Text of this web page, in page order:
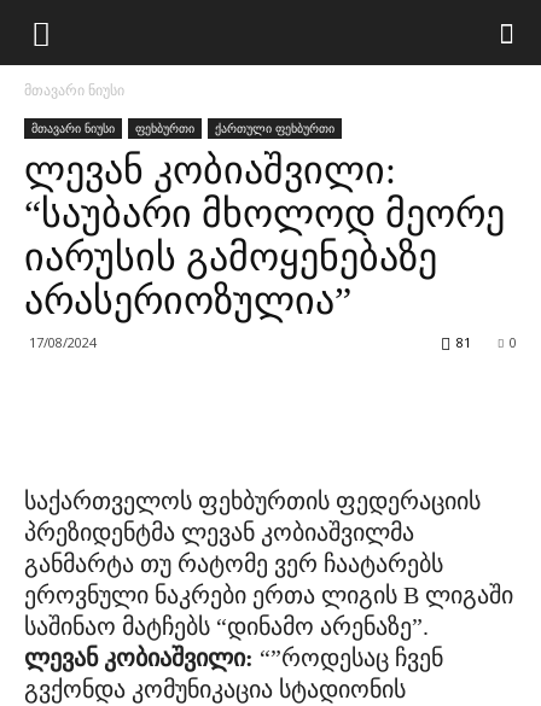
მთავარი ნიუსი
მთავარი ნიუსი ფეხბურთი ქართული ფეხბურთი
ლევან კობიაშვილი:
“საუბარი მხოლოდ მეორე
იარუსის გამოყენებაზე
არასერიოზულია”
17/08/2024 0
81
საქართველოს ფეხბურთის ფედერაციის
პრეზიდენტმა ლევან კობიაშვილმა
განმარტა თუ რატომე ვერ ჩაატარებს
ეროვნული ნაკრები ერთა ლიგის B ლიგაში
საშინაო მატჩებს “დინამო არენაზე”.
ლევან კობიაშვილი: “”როდესაც ჩვენ
გვქონდა კომუნიკაცია სტადიონის